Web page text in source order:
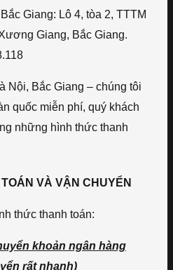
Giang: Lô 4, tòa 2, TTTM
Giang, Bắc Giang.
Nội, Bắc Giang – chúng tôi
quốc miễn phí, quý khách
những hình thức thanh
VÀ VẬN CHUYỂN
thức thanh toán:
khoản ngân hàng
rất nhanh)